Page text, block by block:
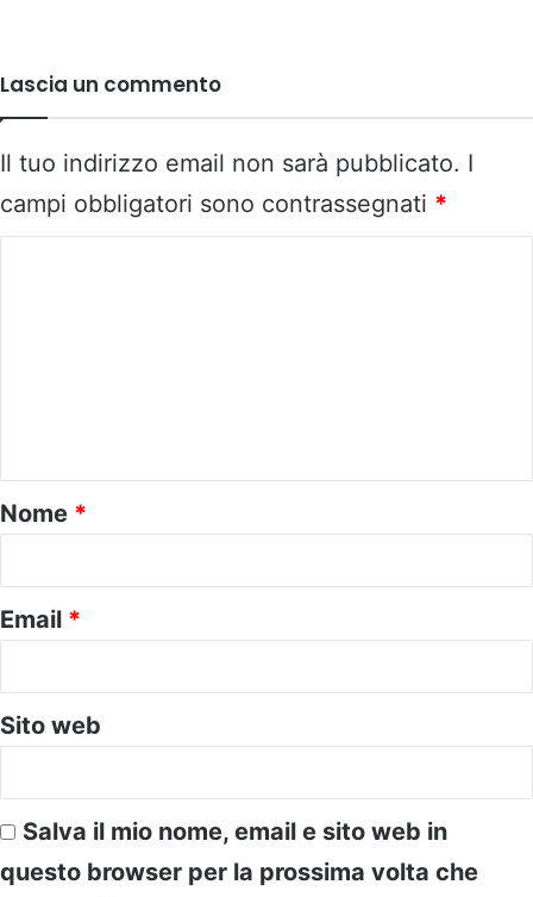
Lascia un commento
Il tuo indirizzo email non sarà pubblicato. I
campi obbligatori sono contrassegnati *
o
*
Nome *
Email *
Sito web
Salva il mio nome, email e sito web in
questo browser per la prossima volta che